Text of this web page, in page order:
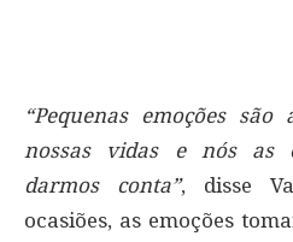
“Pequenas emoções
nossas vidas e nós as
darmos conta”, disse
ocasiões, as emoções